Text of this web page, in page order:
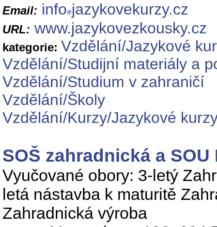
Email: info jazykovekurzy.cz
URL: www.jazykovezkousky.cz
kategorie: Vzdělání/Jazykové
Vzdělání/Studijní materiály a
Vzdělání/Studium v zahraničí
Vzdělání/Školy
Vzdělání/Kurzy/Jazykové
SOŠ zahradnická a SOU
Vyučované obory: 3-letý
letá nástavba k maturitě
Zahradnická výroba